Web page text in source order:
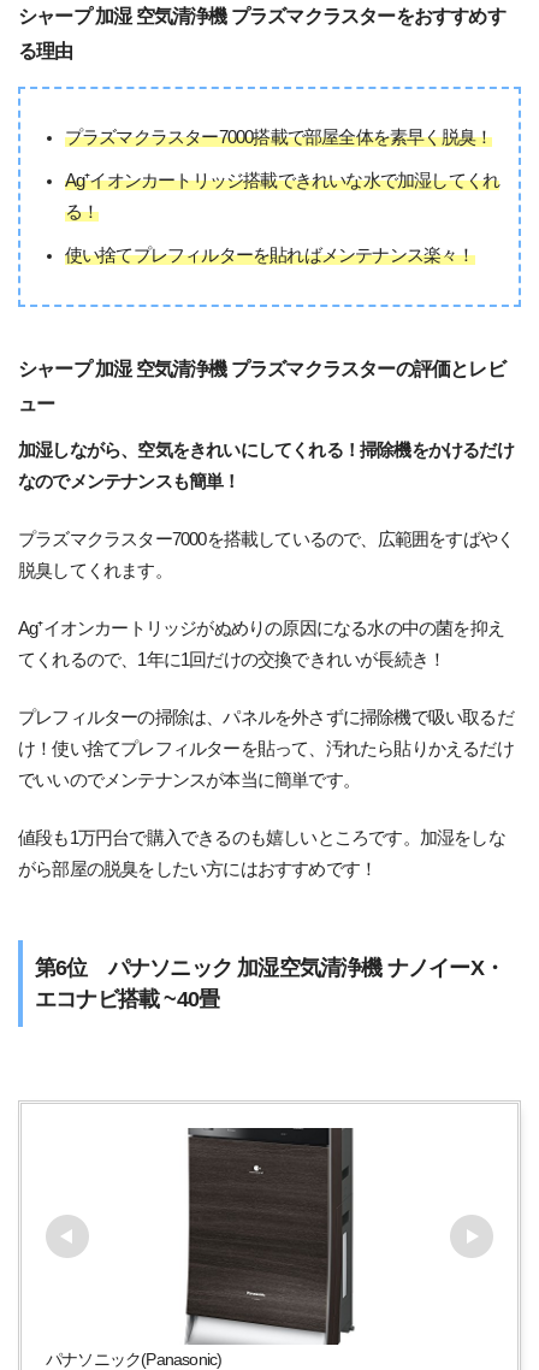
シャープ 加湿 空気清浄機 プラズマクラスターをおすすめす
る理由
プラズマクラスター7000搭載で部屋全体を素早く脱臭！
Ag⁺イオンカートリッジ搭載できれいな水で加湿してくれ
る！
使い捨てプレフィルターを貼ればメンテナンス楽々！
シャープ 加湿 空気清浄機 プラズマクラスターの評価とレビ
ュー
加湿しながら、空気をきれいにしてくれる！掃除機をかけるだけ
なのでメンテナンスも簡単！
プラズマクラスター7000を搭載しているので、広範囲をすばやく
脱臭してくれます。
Ag⁺イオンカートリッジがぬめりの原因になる水の中の菌を抑え
てくれるので、1年に1回だけの交換できれいが長続き！
プレフィルターの掃除は、パネルを外さずに掃除機で吸い取るだ
け！使い捨てプレフィルターを貼って、汚れたら貼りかえるだけ
でいいのでメンテナンスが本当に簡単です。
値段も1万円台で購入できるのも嬉しいところです。加湿をしな
がら部屋の脱臭をしたい方にはおすすめです！
第6位 パナソニック 加湿空気清浄機 ナノイーX・
エコナビ搭載 ~40畳
パナソニック(Panasonic)